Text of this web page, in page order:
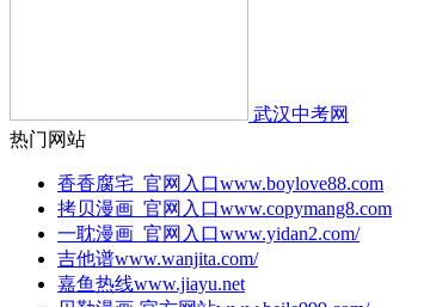
武汉中考网
热门网站
香香腐宅_官网入口www.boylove88.com
拷贝漫画_官网入口www.copymang8.com
一耽漫画_官网入口www.yidan2.com/
吉他谱www.wanjita.com/
嘉鱼热线www.jiayu.net